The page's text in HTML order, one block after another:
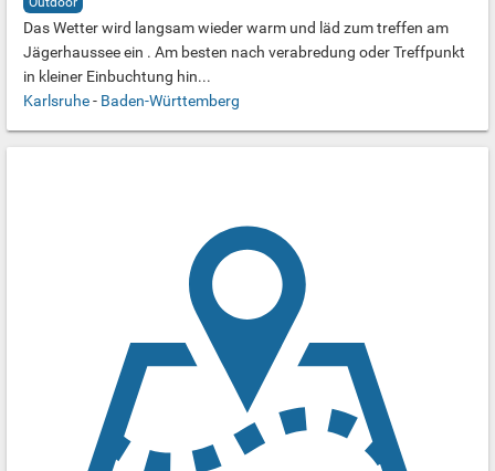
Das Wetter wird langsam wieder warm und läd zum treffen am
Jägerhaussee ein . Am besten nach verabredung oder Treffpunkt
in kleiner Einbuchtung hin...
Karlsruhe- Baden-Württemberg